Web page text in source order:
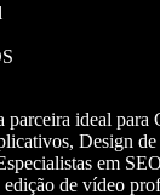
parceira ideal para
Design
em
edição de vídeo